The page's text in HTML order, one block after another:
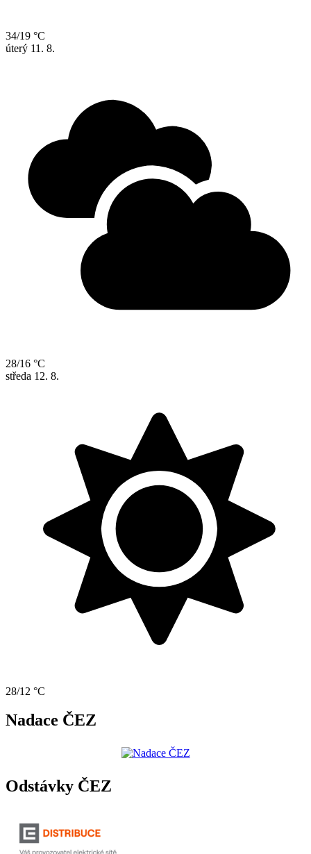
34/19 °C
úterý 11. 8.
28/16 °C
středa 12. 8.
28/12 °C
Nadace ČEZ
Odstávky ČEZ